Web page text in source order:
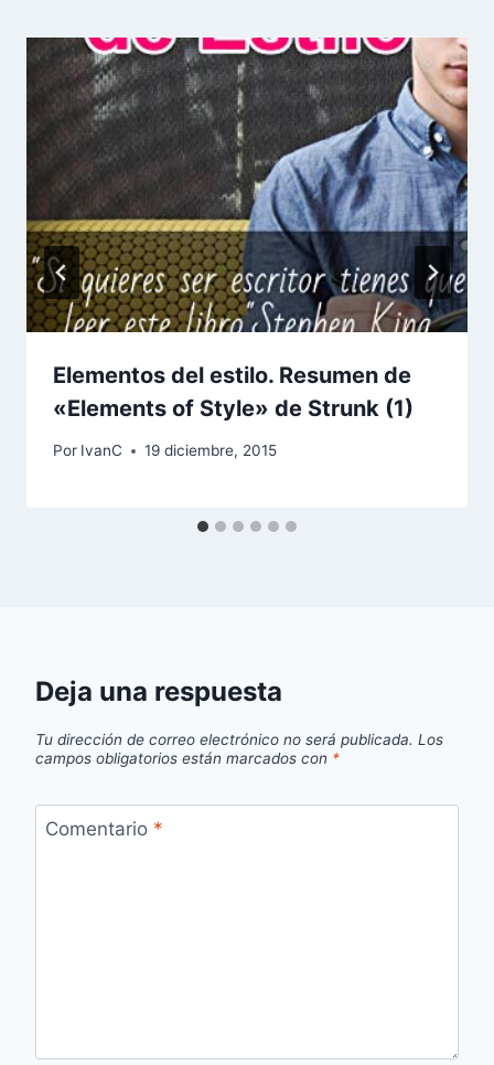
Elementos del estilo. Resumen de
«Elements of Style» de Strunk (1)
Por IvanC 19 diciembre, 2015
Deja una respuesta
Tu dirección de correo electrónico no será publicada. Los
campos obligatorios están marcados con *
Comentario *